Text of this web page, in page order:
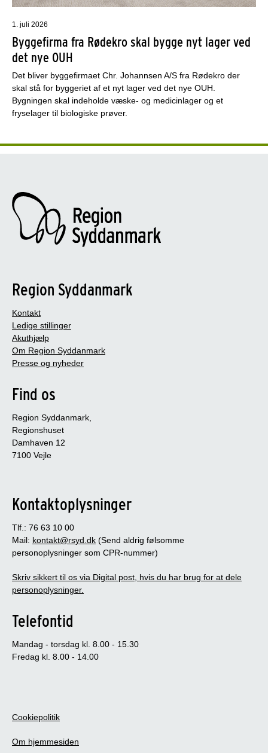
1. juli 2026
Byggefirma fra Rødekro skal bygge nyt lager ved
det nye OUH
Det bliver byggefirmaet Chr. Johannsen A/S fra Rødekro der
skal stå for byggeriet af et nyt lager ved det nye OUH.
Bygningen skal indeholde væske- og medicinlager og et
fryselager til biologiske prøver.
Region Syddanmark
Kontakt
Ledige stillinger
Akuthjælp
Om Region Syddanmark
Presse og nyheder
Find os
Region Syddanmark,
Regionshuset
Damhaven 12
7100 Vejle
Kontaktoplysninger
Tlf.: 76 63 10 00
Mail: kontakt@rsyd.dk (Send aldrig følsomme
personoplysninger som CPR-nummer)
Skriv sikkert til os via Digital post, hvis du har brug for at dele
personoplysninger.
Telefontid
Mandag - torsdag kl. 8.00 - 15.30
Fredag kl. 8.00 - 14.00
Cookiepolitik
Om hjemmesiden